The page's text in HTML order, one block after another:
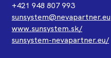
+421 948 807 993
sunsystem@nevapartner.eu
www.sunsystem.sk/
sunsystem-nevapartner.eu/